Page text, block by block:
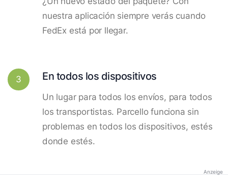
nuestra aplicación siempre verás cuando
FedEx está por llegar.
3 En todos los dispositivos
Un lugar para todos los envíos, para todos
los transportistas. Parcello funciona sin
problemas en todos los dispositivos, estés
donde estés.
Anzeige